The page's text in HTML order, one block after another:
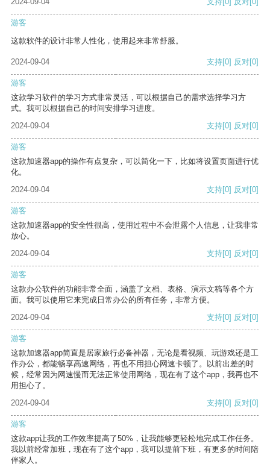
游客
这款软件的设计非常人性化，使用起来非常舒服。
2024-09-04 支持[0] 反对[0]
游客
这款学习软件的学习方式非常灵活，可以根据自己的需求选择学习方
式。我可以根据自己的时间安排学习进度。
2024-09-04
支持[0] 反对[0]
游客
这款加速器app的操作有点复杂，可以简化一下，比如将设置页面进行优
化。
2024-09-04
支持[0] 反对[0]
游客
这款加速器app的安全性很高，使用过程中不会泄露个人信息，让我非常
放心。
2024-09-04
支持[0] 反对[0]
游客
这款办公软件的功能非常全面，涵盖了文档、表格、演示文稿等各个方
面。我可以使用它来完成日常办公的所有任务，非常方便。
2024-09-04
支持[0] 反对[0]
游客
这款加速器app简直是居家旅行必备神器，无论是看视频、玩游戏还是工
作办公，都能畅享高速网络，再也不用担心网速卡顿了。以前出差的时
候，经常因为网速慢而无法正常使用网络，现在有了这个app，我再也不
用担心了。
2024-09-04
支持[0] 反对[0]
游客
这款app让我的工作效率提高了50%，让我能够更轻松地完成工作任务。
我以前经常加班，现在有了这个app，我可以提前下班，有更多的时间陪
伴家人。